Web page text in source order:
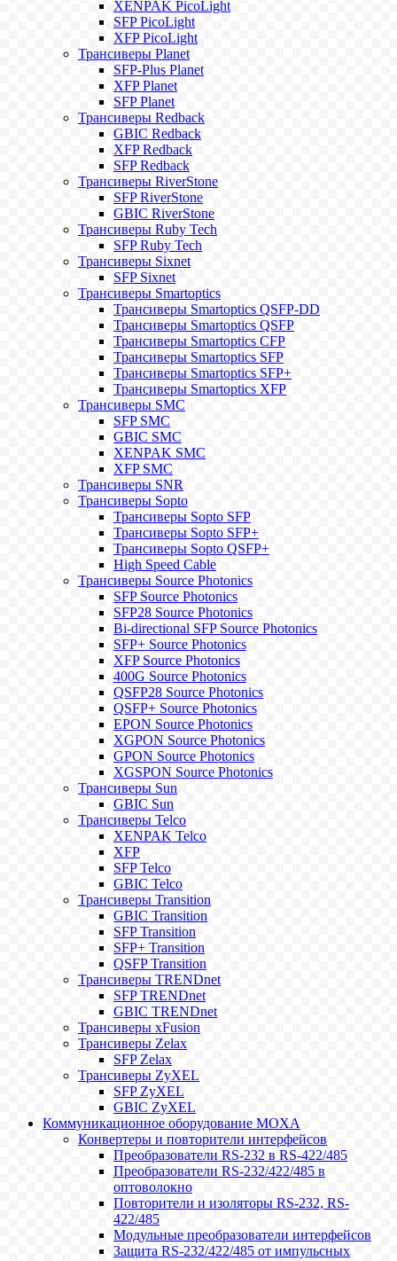
XENPAK PicoLight
SFP PicoLight
XFP PicoLight
Трансиверы Planet
SFP-Plus Planet
XFP Planet
SFP Planet
Трансиверы Redback
GBIC Redback
XFP Redback
SFP Redback
Трансиверы RiverStone
SFP RiverStone
GBIC RiverStone
Трансиверы Ruby Tech
SFP Ruby Tech
Трансиверы Sixnet
SFP Sixnet
Трансиверы Smartoptics
Трансиверы Smartoptics QSFP-DD
Трансиверы Smartoptics QSFP
Трансиверы Smartoptics CFP
Трансиверы Smartoptics SFP
Трансиверы Smartoptics SFP+
Трансиверы Smartoptics XFP
Трансиверы SMC
SFP SMC
GBIC SMC
XENPAK SMC
XFP SMC
Трансиверы SNR
Трансиверы Sopto
Трансиверы Sopto SFP
Трансиверы Sopto SFP+
Трансиверы Sopto QSFP+
High Speed Cable
Трансиверы Source Photonics
SFP Source Photonics
SFP28 Source Photonics
Bi-directional SFP Source Photonics
SFP+ Source Photonics
XFP Source Photonics
400G Source Photonics
QSFP28 Source Photonics
QSFP+ Source Photonics
EPON Source Photonics
XGPON Source Photonics
GPON Source Photonics
XGSPON Source Photonics
Трансиверы Sun
GBIC Sun
Трансиверы Telco
XENPAK Telco
XFP
SFP Telco
GBIC Telco
Трансиверы Transition
GBIC Transition
SFP Transition
SFP+ Transition
QSFP Transition
Трансиверы TRENDnet
SFP TRENDnet
GBIC TRENDnet
Трансиверы xFusion
Трансиверы Zelax
SFP Zelax
Трансиверы ZyXEL
SFP ZyXEL
GBIC ZyXEL
Коммуникационное оборудование MOXA
Конвертеры и повторители интерфейсов
Преобразователи RS-232 в RS-422/485
Преобразователи RS-232/422/485 в
оптоволокно
Повторители и изоляторы RS-232, RS-
422/485
Модульные преобразователи интерфейсов
Защита RS-232/422/485 от импульсных